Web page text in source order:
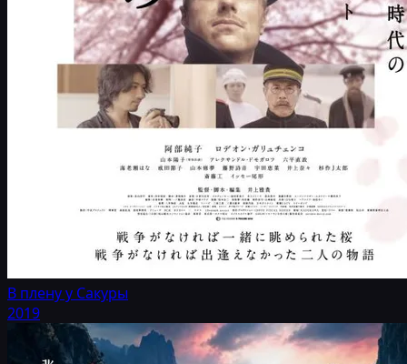
В плену у Сакуры
2019